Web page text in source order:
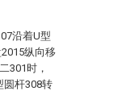
沿着U型
纵向移
301时，
圆杆308转